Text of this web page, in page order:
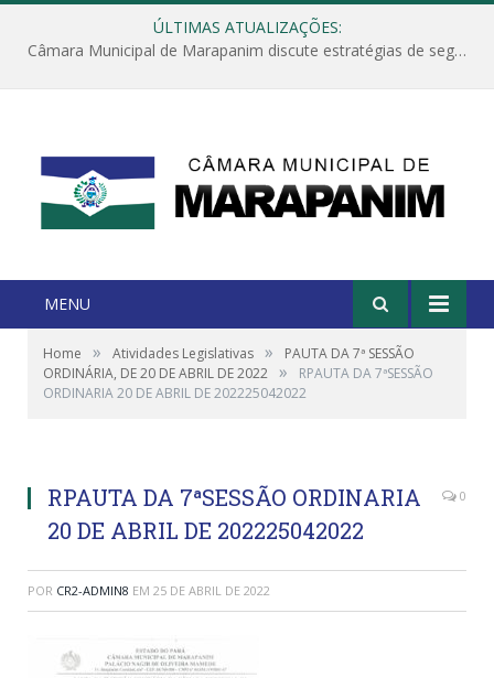
ÚLTIMAS ATUALIZAÇÕES:
Câmara Municipal de Marapanim discute estratégias de segurança com autoridades e poder executivo
MENU
Home » Atividades Legislativas »
PAUTA DA 7ª SESSÃO
ORDINÁRIA, DE 20 DE ABRIL DE 2022 »
RPAUTA DA 7ªSESSÃO
ORDINARIA 20 DE ABRIL DE 202225042022
RPAUTA DA 7ªSESSÃO ORDINARIA
20 DE ABRIL DE 202225042022
0
POR CR2-ADMIN8 EM 25 DE ABRIL DE 2022